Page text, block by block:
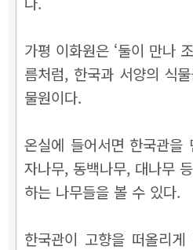
가평 이화원은 ‘둘이 만나
름처럼, 한국과 서양의 식
물원이다.
온실에 들어서면 한국관을
자나무, 동백나무, 대나무
하는 나무들을 볼 수 있다.
한국관이 고향을 떠올리